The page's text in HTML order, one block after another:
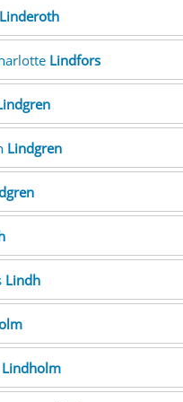
Linderoth
Lindfors
Lindgren
Lindh
Lindholm